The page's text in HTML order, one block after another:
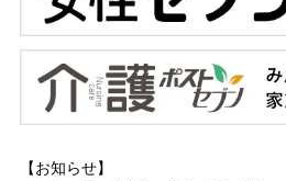
【お知らせ】